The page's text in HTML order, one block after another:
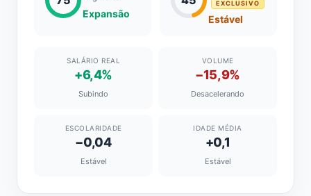
Expansão
EXCLUSIVO
Estável
SALÁRIO REAL
+6,4%
Subindo
VOLUME
−15,9%
Desacelerando
ESCOLARIDADE
−0,04
Estável
IDADE MÉDIA
+0,1
Estável